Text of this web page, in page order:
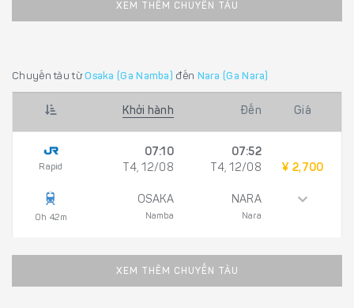
XEM THÊM CHUYẾN TÀU
Chuyến tàu từOsaka (Ga Namba) đến Nara (Ga Nara)
Khởi hành Đến Giá
Rapid
0h 42m
07:10
T4, 12/08
OSAKA
Namba
07:52
T4, 12/08
NARA
Nara
¥ 2,700
XEM THÊM CHUYẾN TÀU